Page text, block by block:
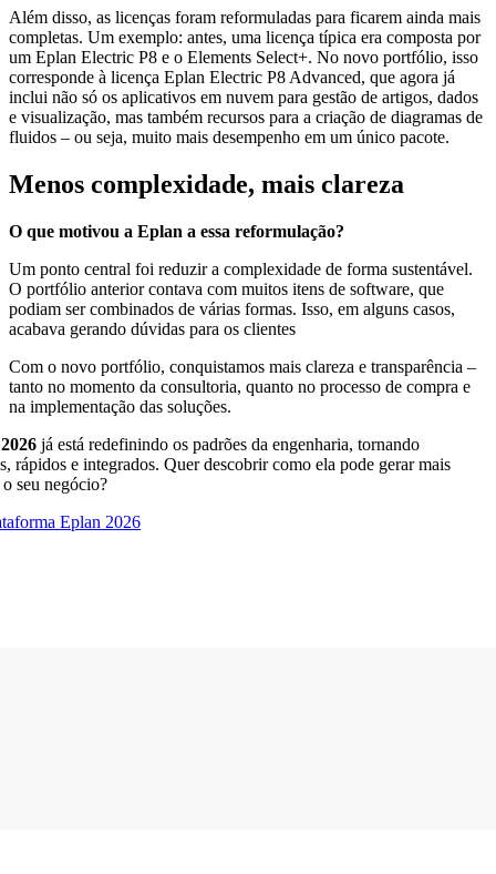
Além disso, as licenças foram reformuladas para ficarem ainda mais
completas. Um exemplo: antes, uma licença típica era composta por
um Eplan Electric P8 e o Elements Select+. No novo portfólio, isso
corresponde à licença Eplan Electric P8 Advanced, que agora já
inclui não só os aplicativos em nuvem para gestão de artigos, dados
e visualização, mas também recursos para a criação de diagramas de
fluidos – ou seja, muito mais desempenho em um único pacote.
Menos complexidade, mais clareza
O que motivou a Eplan a essa reformulação?
Um ponto central foi reduzir a complexidade de forma sustentável.
O portfólio anterior contava com muitos itens de software, que
podiam ser combinados de várias formas. Isso, em alguns casos,
acabava gerando dúvidas para os clientes
Com o novo portfólio, conquistamos mais clareza e transparência –
tanto no momento da consultoria, quanto no processo de compra e
na implementação das soluções.
já está redefinindo os padrões da engenharia, tornando
rápidos e integrados. Quer descobrir como ela pode gerar mais
seu negócio?
Eplan 2026